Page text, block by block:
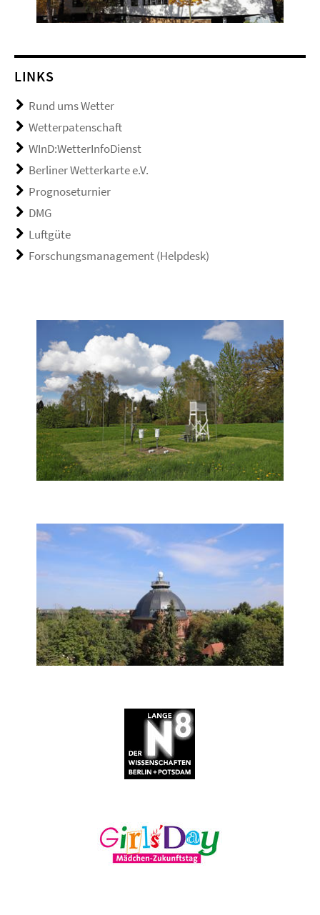
LINKS
Rund ums Wetter
Wetterpatenschaft
WInD:WetterInfoDienst
Berliner Wetterkarte e.V.
Prognoseturnier
DMG
Luftgüte
Forschungsmanagement (Helpdesk)